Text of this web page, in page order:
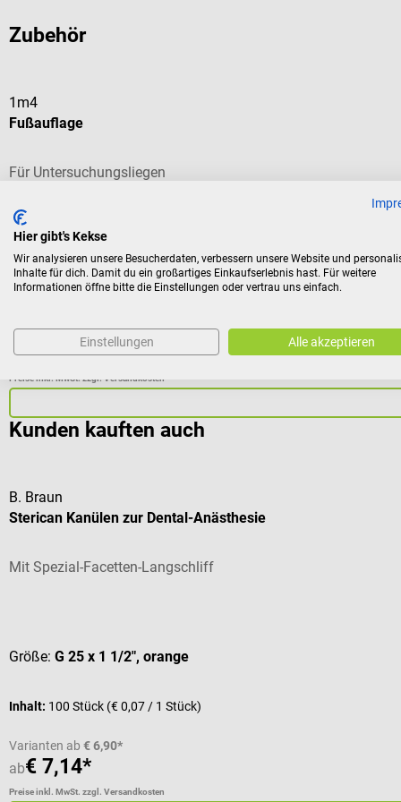
Zubehör
1m4
Fußauflage
Für Untersuchungsliegen
Durchschnittliche Bewertung von 5 von 5 Sternen
ab€ 16,14*
Preise inkl. MwSt. zzgl. Versandkosten
Kunden kauften auch
B. Braun
Sterican Kanülen zur Dental-Anästhesie
Mit Spezial-Facetten-Langschliff
Größe: G 25 x 1 1/2", orange
Inhalt: 100 Stück (€ 0,07 / 1 Stück)
Varianten ab € 6,90*
ab€ 7,14*
Preise inkl. MwSt. zzgl. Versandkosten
Hier gibt's Kekse
Wir analysieren unsere Besucherdaten, verbessern unsere Website und
Inhalte für dich. Damit du ein großartiges Einkaufserlebnis hast. Für weitere
Informationen öffne bitte die Einstellungen oder vertrau uns einfach.
Einstellungen Alle akzeptieren